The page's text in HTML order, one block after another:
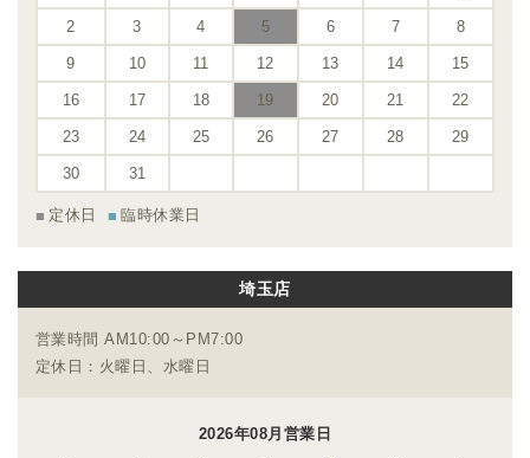
2 3 4 5 6 7 8
9 10 11 12 13 14 15
16 17 18 19 20 21 22
23 24 25 26 27 28 29
30 31
定休日 臨時休業日
埼玉店
営業時間 AM10:00～PM7:00
定休日：火曜日、水曜日
2026年08月営業日